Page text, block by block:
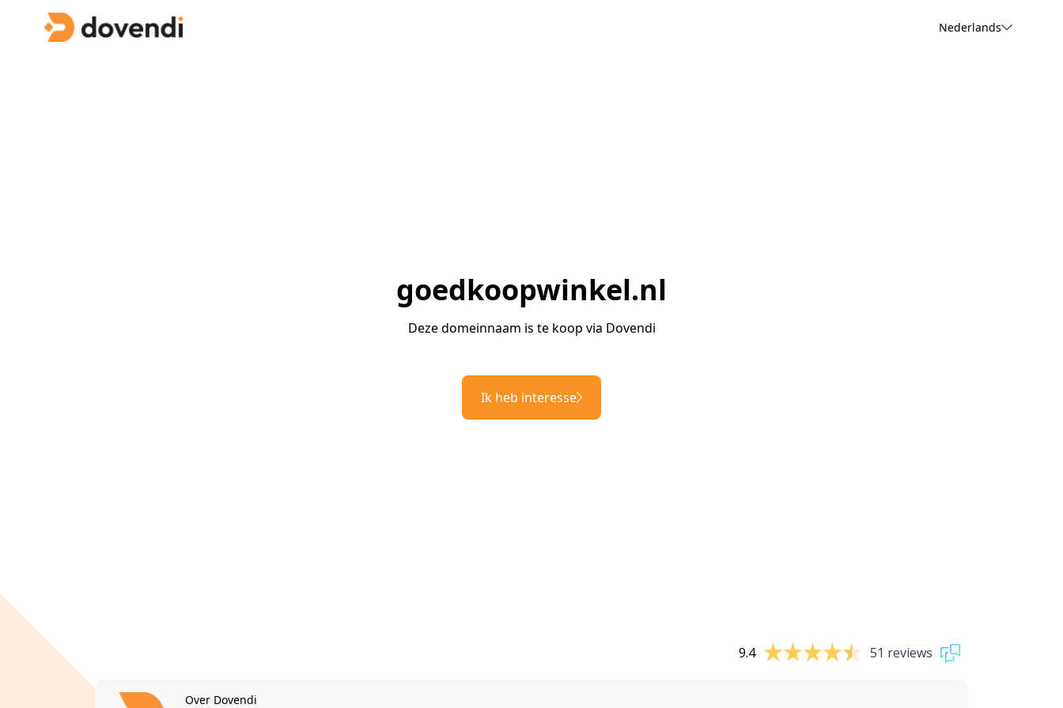
Nederlands
goedkoopwinkel.nl
Deze domeinnaam is te koop via Dovendi
Ik heb interesse
9.4 51 reviews
Over Dovendi